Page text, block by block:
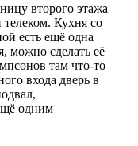
второго этажа
Кухня со
есть ещё одна
можно сделать её
там что-то
входа дверь в
одним